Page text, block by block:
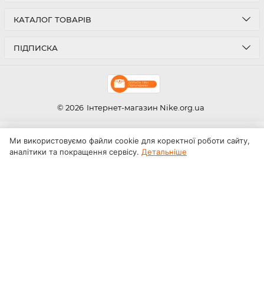
КАТАЛОГ ТОВАРІВ
ПІДПИСКА
© 2026 Інтернет-магазин Nike.org.ua
Ми використовуємо файли cookie для коректної роботи сайту,
аналітики та покращення сервісу. Детальніше